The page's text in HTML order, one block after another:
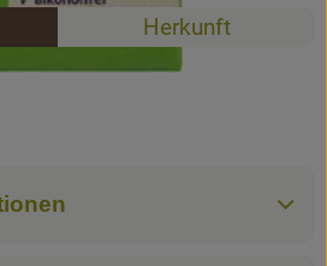
Rezepte
Herkunft
RezepteEs wurden